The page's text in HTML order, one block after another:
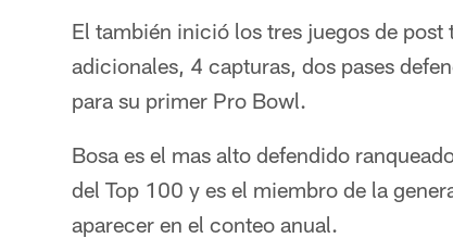
El también inició los tres juegos de
adicionales, 4 capturas, dos pases
para su primer Pro Bowl.
Bosa es el mas alto defendido
del Top 100 y es el miembro de la
aparecer en el conteo anual.